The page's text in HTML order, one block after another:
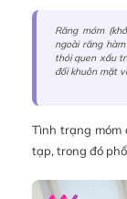
Răng móm
ngoài răng
thói quen xấu
đối khuôn mặt
Tình trạng móm
tạp, trong đó